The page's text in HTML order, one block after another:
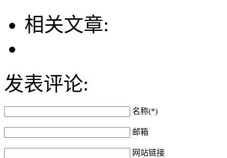
相关文章:
发表评论:
名称(*)
邮箱
网站链接